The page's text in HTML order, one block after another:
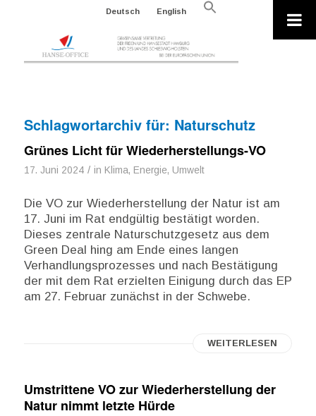
Deutsch English
Search
Schlagwortarchiv für: Naturschutz
Grünes Licht für Wiederherstellungs-VO
17. Juni 2024 / in Klima, Energie, Umwelt
Die VO zur Wiederherstellung der Natur ist am
17. Juni im Rat endgültig bestätigt worden.
Dieses zentrale Naturschutzgesetz aus dem
Green Deal hing am Ende eines langen
Verhandlungsprozesses und nach Bestätigung
der mit dem Rat erzielten Einigung durch das EP
am 27. Februar zunächst in der Schwebe.
WEITERLESEN
Umstrittene VO zur Wiederherstellung der
Natur nimmt letzte Hürde